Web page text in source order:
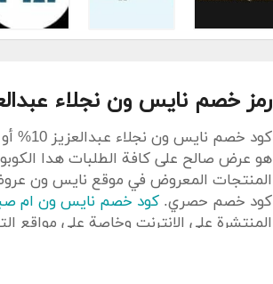
رمز خصم نايس ون نجلاء عبدالعزيز
كود خصم حصري. كود خصم نايس ون ام
المنتشرة على الانترنت وخاصة على مواقع
وغير ذلك من صفحات التواصل. تقوم نايس
السعودية في غضون يومي إلى سبعة أيام